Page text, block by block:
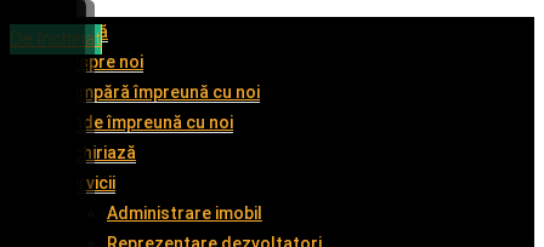
Acasă
Despre noi
Cumpără împreună cu noi
Vinde împreună cu noi
Închiriază
Servicii
Administrare imobil
De vânzare
De vânzare
De vânzare
De închiriat